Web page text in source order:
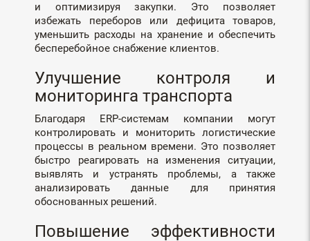
и оптимизируя закупки. Это позволяет
избежать переборов или дефицита товаров,
уменьшить расходы на хранение и обеспечить
бесперебойное снабжение клиентов.
Улучшение контроля и
мониторинга транспорта
Благодаря ERP-системам компании могут
контролировать и мониторить логистические
процессы в реальном времени. Это позволяет
быстро реагировать на изменения ситуации,
выявлять и устранять проблемы, а также
анализировать данные для принятия
обоснованных решений.
Повышение эффективности